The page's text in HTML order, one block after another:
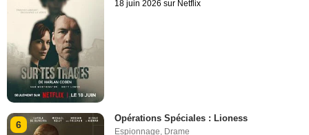
18 juin 2026 sur Netflix
6
Opérations Spéciales : Lioness
Espionnage Drame